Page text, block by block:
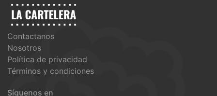
Contactanos
Nosotros
Política de privacidad
Términos y condiciones
Síguenos en